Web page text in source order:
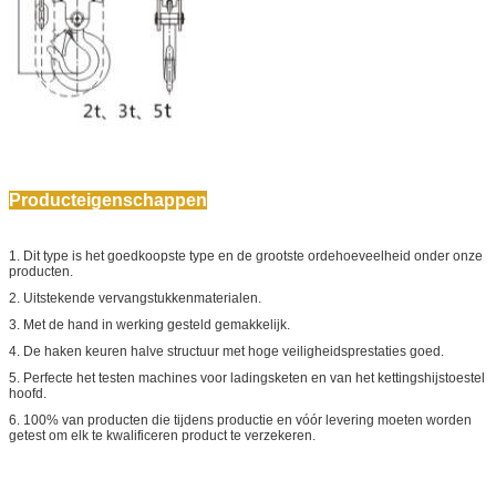
Producteigenschappen
1. Dit type is het goedkoopste type en de grootste ordehoeveelheid onder onze
producten.
2. Uitstekende vervangstukkenmaterialen.
3. Met de hand in werking gesteld gemakkelijk.
4. De haken keuren halve structuur met hoge veiligheidsprestaties goed.
5. Perfecte het testen machines voor ladingsketen en van het kettingshijstoestel
hoofd.
6. 100% van producten die tijdens productie en vóór levering moeten worden
getest om elk te kwalificeren product te verzekeren.